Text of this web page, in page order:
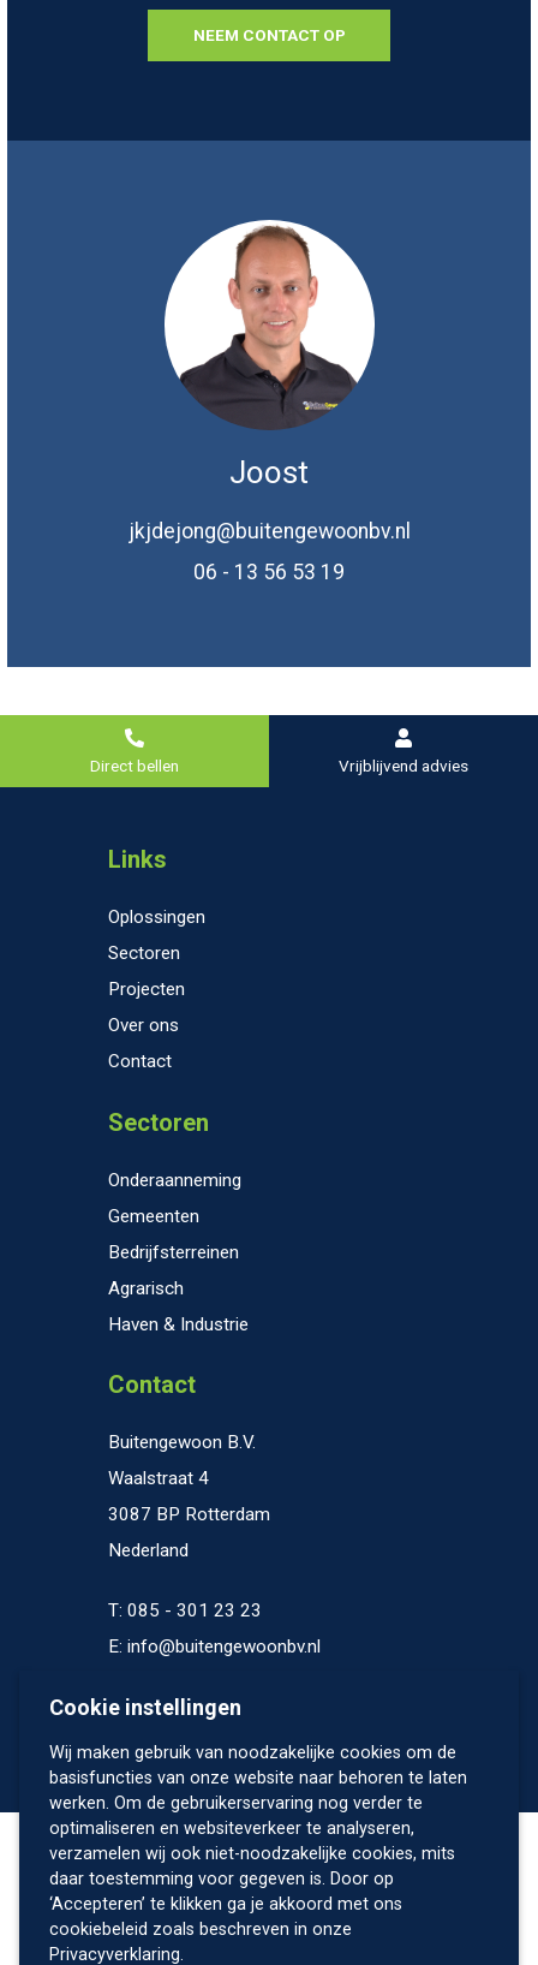
NEEM CONTACT OP
Joost
jkjdejong@buitengewoonbv.nl
06 - 13 56 53 19
Direct bellen Vrijblijvend advies
Links
Oplossingen
Sectoren
Projecten
Over ons
Contact
Sectoren
Onderaanneming
Gemeenten
Bedrijfsterreinen
Agrarisch
Haven & Industrie
Contact
Buitengewoon B.V.
Waalstraat 4
3087 BP Rotterdam
Nederland
T: 085 - 301 23 23
E: info@buitengewoonbv.nl
Powered by:
Cookie instellingen
Wij maken gebruik van noodzakelijke cookies om de
basisfuncties van onze website naar behoren te laten
werken. Om de gebruikerservaring nog verder te
optimaliseren en websiteverkeer te analyseren,
verzamelen wij ook niet-noodzakelijke cookies, mits
daar toestemming voor gegeven is. Door op
‘Accepteren’ te klikken ga je akkoord met ons
cookiebeleid zoals beschreven in onze
Privacyverklaring.